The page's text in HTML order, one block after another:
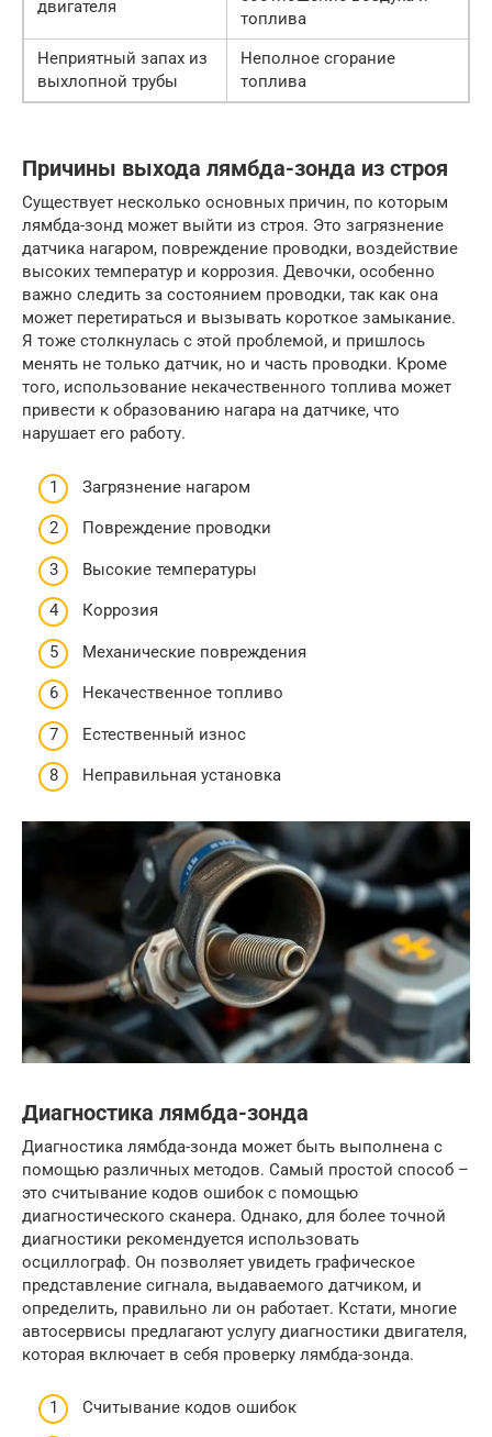
двигателя
топлива
Неприятный запах из
выхлопной трубы
Неполное сгорание
топлива
Причины выхода лямбда-зонда из строя
Существует несколько основных причин, по которым
лямбда-зонд может выйти из строя. Это загрязнение
датчика нагаром, повреждение проводки, воздействие
высоких температур и коррозия. Девочки, особенно
важно следить за состоянием проводки, так как она
может перетираться и вызывать короткое замыкание.
Я тоже столкнулась с этой проблемой, и пришлось
менять не только датчик, но и часть проводки. Кроме
того, использование некачественного топлива может
привести к образованию нагара на датчике, что
нарушает его работу.
Загрязнение нагаром
Повреждение проводки
Высокие температуры
Коррозия
Механические повреждения
Некачественное топливо
Естественный износ
Неправильная установка
Диагностика лямбда-зонда
Диагностика лямбда-зонда может быть выполнена с
помощью различных методов. Самый простой способ –
это считывание кодов ошибок с помощью
диагностического сканера. Однако, для более точной
диагностики рекомендуется использовать
осциллограф. Он позволяет увидеть графическое
представление сигнала, выдаваемого датчиком, и
определить, правильно ли он работает. Кстати, многие
автосервисы предлагают услугу диагностики двигателя,
которая включает в себя проверку лямбда-зонда.
Считывание кодов ошибок